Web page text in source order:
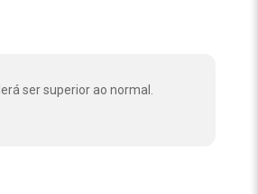
ser superior ao normal.